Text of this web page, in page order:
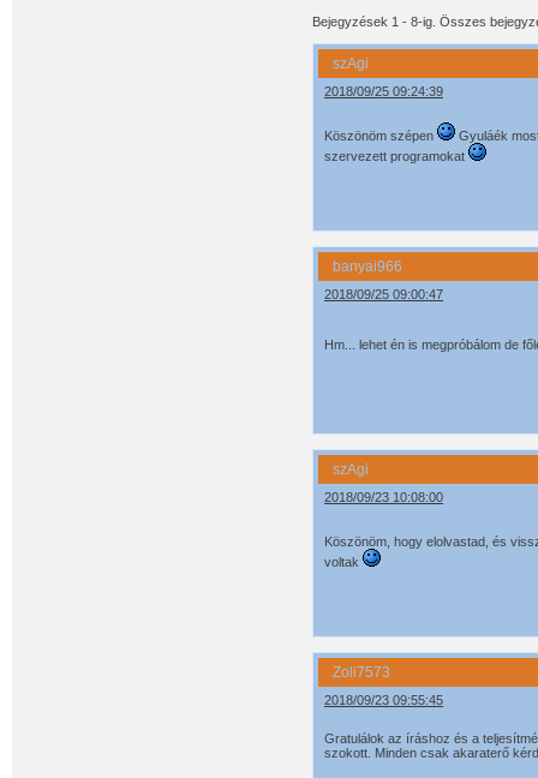
Bejegyzések 1 - 8-ig. Összes
szAgi
2018/09/25 09:24:39
Köszönöm szépen
Gyuláék
szervezett programokat
banyai966
2018/09/25 09:00:47
Hm... lehet én is megpróbálom de
szAgi
2018/09/23 10:08:00
Köszönöm, hogy elolvastad, és
voltak
Zoli7573
2018/09/23 09:55:45
Gratulálok az íráshoz és a
szokott. Minden csak akaraterő